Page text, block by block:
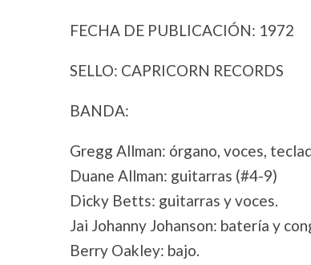
FECHA DE PUBLICACIÓN: 1972
SELLO: CAPRICORN RECORDS
BANDA:
Gregg Allman: órgano, voces,
Duane Allman: guitarras (#4-9)
Dicky Betts: guitarras y voces.
Jai Johanny Johanson: batería y
Berry Oakley: bajo.